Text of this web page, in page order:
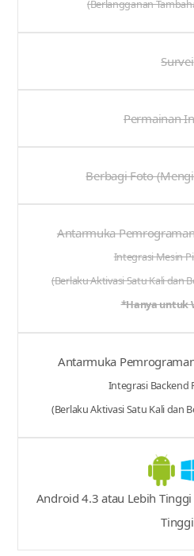
(Berlangganan
Survei
Permainan
Berbagi Foto
Antarmuka
Integrasi Mesin
(Berlaku Aktivasi Satu Kali dan
*Hanya untuk
Antarmuka
Integrasi Backend
(Berlaku Aktivasi Satu Kali dan
Android 4.3 atau Lebih
Tinggi